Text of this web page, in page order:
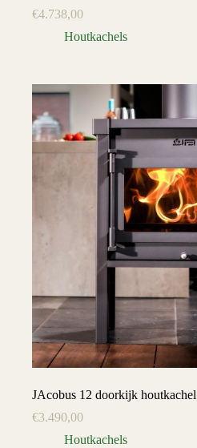
€4.738,00
Houtkachels
JAcobus 12 doorkijk houtkachel
€3.490,00
Houtkachels